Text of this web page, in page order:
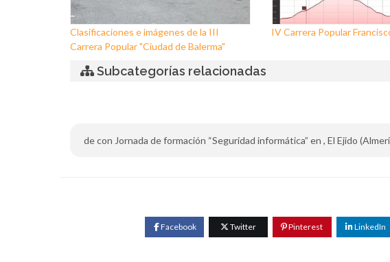
Clasificaciones e imágenes de la III
Carrera Popular "Ciudad de Balerma"
IV Carrera Popular
Subcategorías relacionadas
de con Jornada de formación “Seguridad informática” en , El Ejido
Facebook Twitter Pinterest LinkedIn